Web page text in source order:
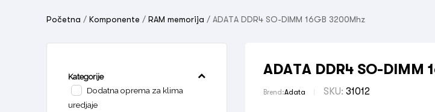
Početna / Komponente / RAM memorija / ADATA DDR4 SO-DIMM 16GB 3200Mhz
ADATA DDR4 SO-DIMM
Brend:Adata SKU: 31012
Kategorije
Dodatna oprema za klima
uredjaje